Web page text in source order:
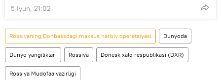
5 Iyun, 21:02
Rossiyaning Donbassdagi maxsus harbiy operatsiyasi Dunyoda
Dunyo yangiliklari Rossiya Donesk xalq respublikasi (DXR)
Rossiya Mudofaa vazirligi